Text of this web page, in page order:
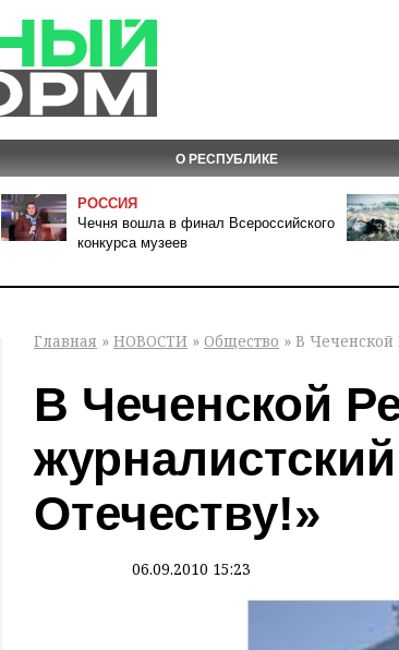
О РЕСПУБЛИКЕ
РОССИЯ
Чечня вошла в финал Всероссийского
конкурса музеев
Главная » НОВОСТИ » Общество » В Чеченской
В Чеченской
Отечеству!»
06.09.2010 15:23